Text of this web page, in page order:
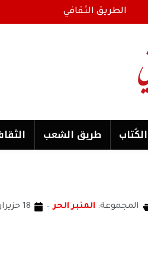
الطريق الثقافي
الكُتاب طریق الشعب
المجموعة: المنبر الحر 18 حزيران/يونيو 2019